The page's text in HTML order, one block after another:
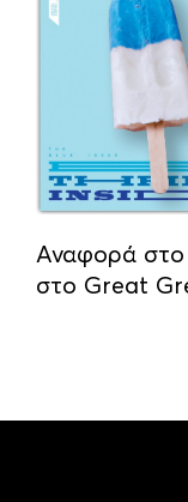
Αναφορά
στο Great